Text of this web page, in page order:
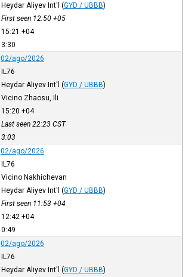
Heydar Aliyev Int'l (GYD / UBBB)
First seen 12:50 +05
15:21 +04
3:30
02/ago/2026
IL76
Heydar Aliyev Int'l (GYD / UBBB)
Vicino Zhaosu, Ili
15:20 +04
Last seen 22:23 CST
3:03
02/ago/2026
IL76
Vicino Nakhichevan
Heydar Aliyev Int'l (GYD / UBBB)
First seen 11:53 +04
12:42 +04
0:49
02/ago/2026
IL76
Heydar Aliyev Int'l (GYD / UBBB)